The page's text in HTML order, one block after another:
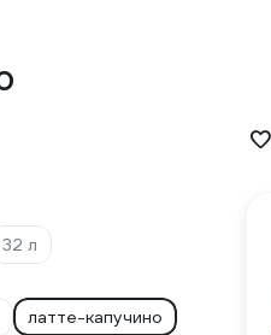
32 л
латте-капучино